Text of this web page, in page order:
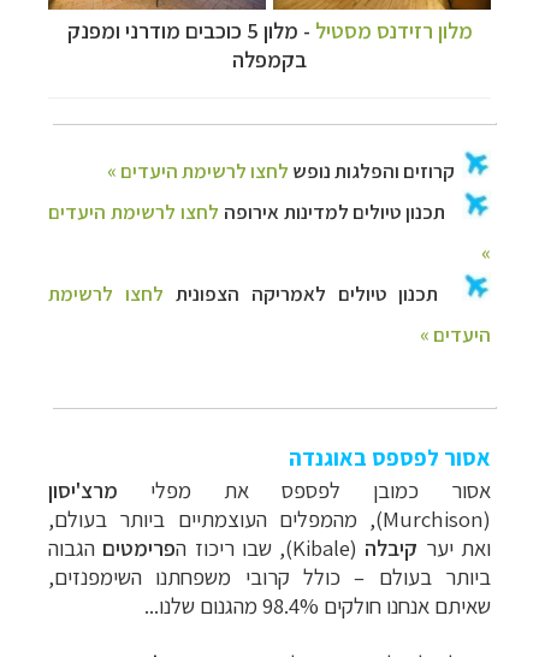
מלון רזידנס מסטיל
- מלון 5 כוכבים מודרני ומפנק
בקמפלה
אסור לפספס באוגנדה
אסור כמובן לפספס את מפלי מרצ'יסון
(Murchison)
, מהמפלים העוצמתיים ביותר בעולם,
ואת יער קיבלה (Kibale)
,שבו ריכוז הפרימטים הגבוה
ביותר בעולם – כולל קרובי משפחתנו השימפנזים,
שאיתם אנחנו חולקים 98.4% מהגנום שלנו...